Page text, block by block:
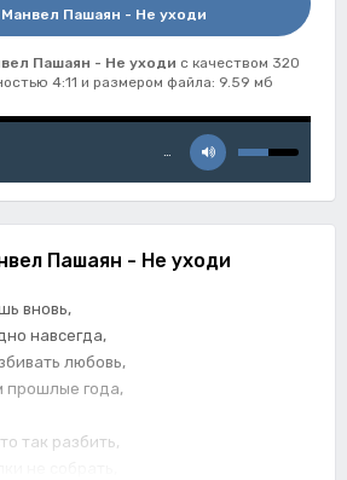
Манвел Пашаян - Не уходи
Пашаян - Не уходи с качеством 320
4:11 и размером файла: 9.59 мб
…
Пашаян - Не уходи
вновь,
навсегда,
любовь,
прошлые года,
так разбить,